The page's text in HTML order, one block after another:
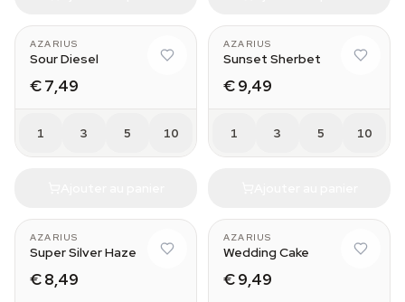
AZARIUS
Sour Diesel
€ 7,49
1 3 5 10
AZARIUS
Sunset Sherbet
€ 9,49
1 3 5 10
AZARIUS
Super Silver Haze
€ 8,49
AZARIUS
Wedding Cake
€ 9,49